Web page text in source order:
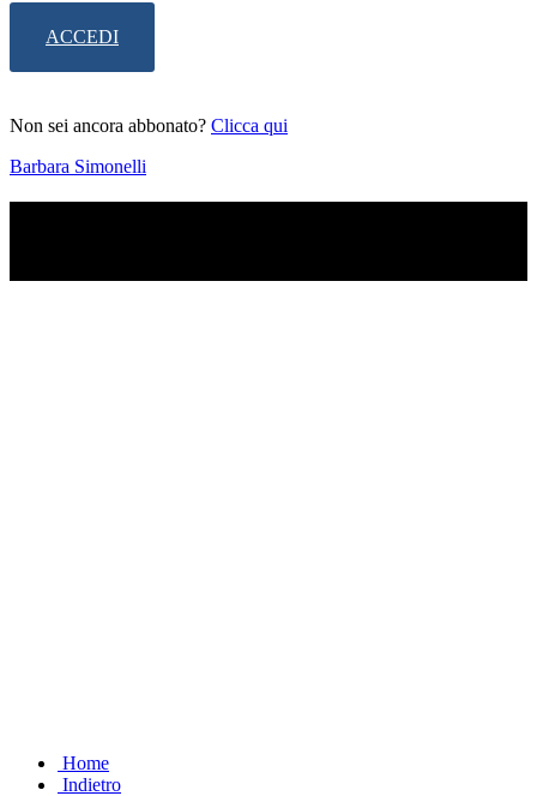
ACCEDI
Non sei ancora abbonato? Clicca qui
Barbara Simonelli
Home
Indietro